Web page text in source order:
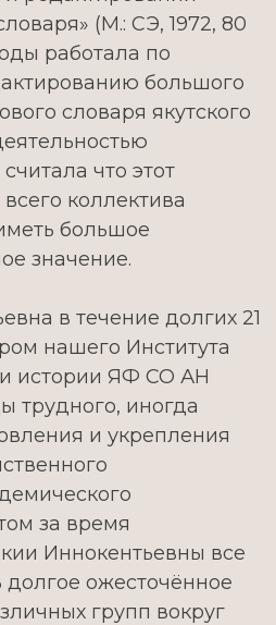
(М.: СЭ, 1972, 80
работала по
большого
словаря якутского
что этот
коллектива
большое
значение.
в течение долгих 21
нашего Института
истории ЯФ СО АН
трудного, иногда
и укрепления
за время
Иннокентьевны все
ожесточённое
групп вокруг